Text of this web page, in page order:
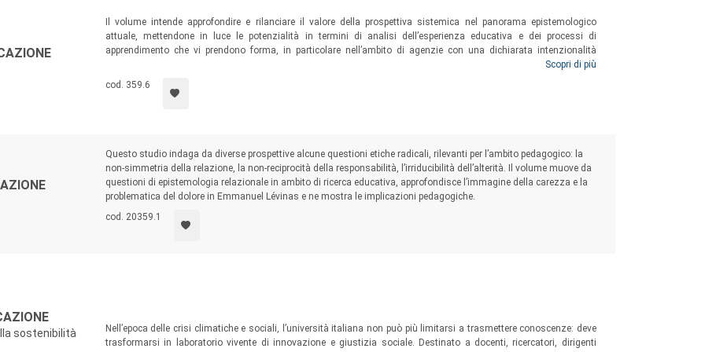
e inedite contaminazioni tra corpi, saperi, teorie, ambiti, immaginari, esperienze differenti.
Annacontini (Università di Foggia), Camilla Barbanti (Università di Milano Statale), Pierangelo Barone
University), Michele Cagol (Libera Università di Bolzano), Gabriella Calvano (Università di Bari), Mauro
), Gabriella D’Aprile (Università di Catania), Jessica de Maeyer (Universiteit Gent), Silvia
Luigina Mortari (Università di Verona), Manuela Palma (Università di Milano-Bicocca), Monica Parricchi (Libera
di Foggia), Antonia Chiara Scardicchio (Università di Bari), Giulia Schiavone (Università di Milano-
Bicocca); Raffaella Strongoli (Università di Catania), Cristina Delgado Vintimilla (
York University
di Udine).
Il volume intende approfondire e rilanciare il valore della prospettiva sistemica nel panorama epistemologico
attuale, mettendone in luce le potenzialità in termini di analisi dell’esperienza educativa e dei processi di
apprendimento che vi prendono forma, in particolare nell’ambito di agenzie con una dichiarata intenzionalità
pedagogica. Il testo si rivolge a studiosi interessati a esplorare il nesso tra teorie sistemiche e sfera formativa e a
professionisti educativi di primo e secondo livello in cerca di “mappe” volte a delineare un posizionamento
consapevole in termini analitici, pragmatici ed etici.
Scopri di più
cod. 359.6
Questo studio indaga da diverse prospettive alcune questioni etiche radicali, rilevanti per l’ambito pedagogico: la
non-simmetria della relazione, la non-reciprocità della responsabilità, l’irriducibilità dell’alterità. Il volume muove da
questioni di epistemologia relazionale in ambito di ricerca educativa, approfondisce l’immagine della carezza e la
problematica del dolore in Emmanuel Lévinas e ne mostra le implicazioni pedagogiche.
cod. 20359.1
sostenibilità
Nell’epoca delle crisi climatiche e sociali, l’università italiana non può più limitarsi a trasmettere conoscenze: deve
trasformarsi in laboratorio vivente di innovazione e giustizia sociale. Destinato a docenti, ricercatori, dirigenti